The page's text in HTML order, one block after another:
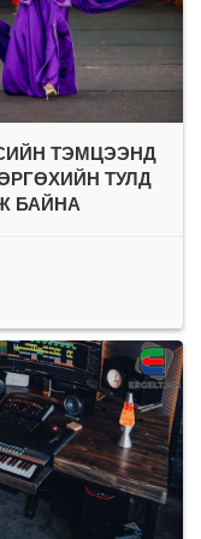
ТЭМЦЭЭНД
ТУЛД
БАЙНА